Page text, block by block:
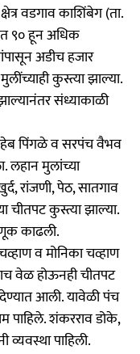
क्षेत्र वडगाव काशिंबेग (ता.
९० हून अधिक
अडीच हजार
कुस्त्या झाल्या.
संध्याकाळी
पिंगळे व सरपंच वैभव
लहान मुलांच्या
रांजणी, पेठ, सातगाव
चीतपट कुस्त्या झाल्या.
काढली.
व मोनिका चव्हाण
वेळ होऊनही चीतपट
आली. यावेळी पंच
पाहिले. शंकरराव डोके,
व्यवस्था पाहिली.